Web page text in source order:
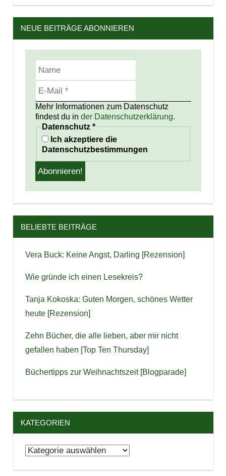
NEUE BEITRÄGE ABONNIEREN
Mehr Informationen zum Datenschutz
findest du in der Datenschutzerklärung.
Datenschutz *
Ich akzeptiere die
Datenschutzbestimmungen
BELIEBTE BEITRÄGE
Vera Buck: Keine Angst, Darling [Rezension]
Wie gründe ich einen Lesekreis?
Tanja Kokoska: Guten Morgen, schönes Wetter
heute [Rezension]
Zehn Bücher, die alle lieben, aber mir nicht
gefallen haben [Top Ten Thursday]
Büchertipps zur Weihnachtszeit [Blogparade]
KATEGORIEN
Kategorien